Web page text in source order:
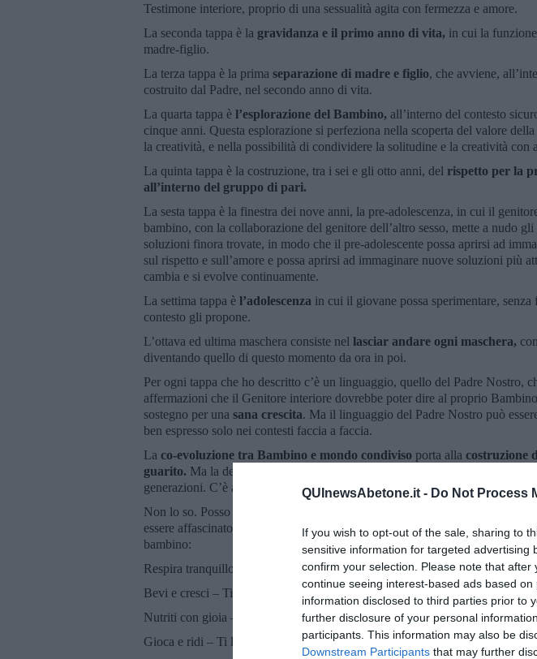
QUInewsAbetone.it - Do Not Process
If you wish to opt-out of the sale, sharing to
sensitive information for targeted advertising
confirm your selection. Please note that
continue seeing interest-based ads based
information disclosed to third parties prior to
further disclosure of your personal
participants. This information may also be
Downstream Participants that may further
Testimone interiore, proprio di una sessualità agita con fermezza e amore.
La seconda tappa è la gravidanza e il primo anno di vita, in cui la
madre-figlio.
La terza tappa è la prima separazione di madre e figlio, che avviene,
costruito dal Padre, nel secondo anno di vita.
La quarta tappa è l’esplorazione del Bambino, all’interno del contesto
cinque anni. Questa esplorazione si perfeziona nella scoperta del valore
la creatività, e nella possibilità di condividere la solitudine e la creatività
La quinta tappa è la costruzione, tra i sei e gli otto anni, del rispetto per la
all’interno del gruppo di pari.
La sesta tappa è la finestra dei nove anni, la pre-adolescenza, in cui il
bambino, con la collaborazione del genitore dell’altro sesso, mette a nudo
soluzioni finora trovate, in modo che il pre-adolescente possa aprirsi ad
sul rispetto e sull’amore e possa aprirsi ad immaginare nuove soluzioni più
cambia e si evolve continuamente.
La settima tappa è l’adolescenza in cui il giovane possa sperimentare, senza
contesto gli propone.
L’ottava ed ultima maschera consiste nel lasciar andare ogni maschera,
diventando quello di questo momento da ora in poi.
Per ogni tappa che ho descritto c’è un linguaggio, quello del Padre Nostro,
affermazioni che il Genitore interiore dovrebbe poter dire al proprio
sostegno per una sana crescita. Ma il linguaggio del Padre Nostro può
ben espresso solo nei contesti faccia a faccia.
La co-evoluzione tra Bambino e mondo condiviso porta alla costruzione
guarito. Ma la decostruzione dell’individuo e del mondo condiviso richiede
generazioni. C’è ancora il tempo prima che il mondo condiviso muoia come
Non lo so. Posso solo immaginare come potrebbe diventare la storia se da
essere affascinato da un mondo condiviso malato, ascoltasse il sussurro
bambino:
Respira tranquillo – Io ti regalo aria pulita e fresca, senza fumo né veleno.
Bevi e cresci – Ti offro acqua chiara e buona, che sgorga dalle fonti e scivola
Nutriti con gioia – Ti preparo frutti dolci, pane caldo e cibi che ti fanno forte
Gioca e ridi – Ti lascio spazi sicuri, prati, piazze e cortili dove correre,